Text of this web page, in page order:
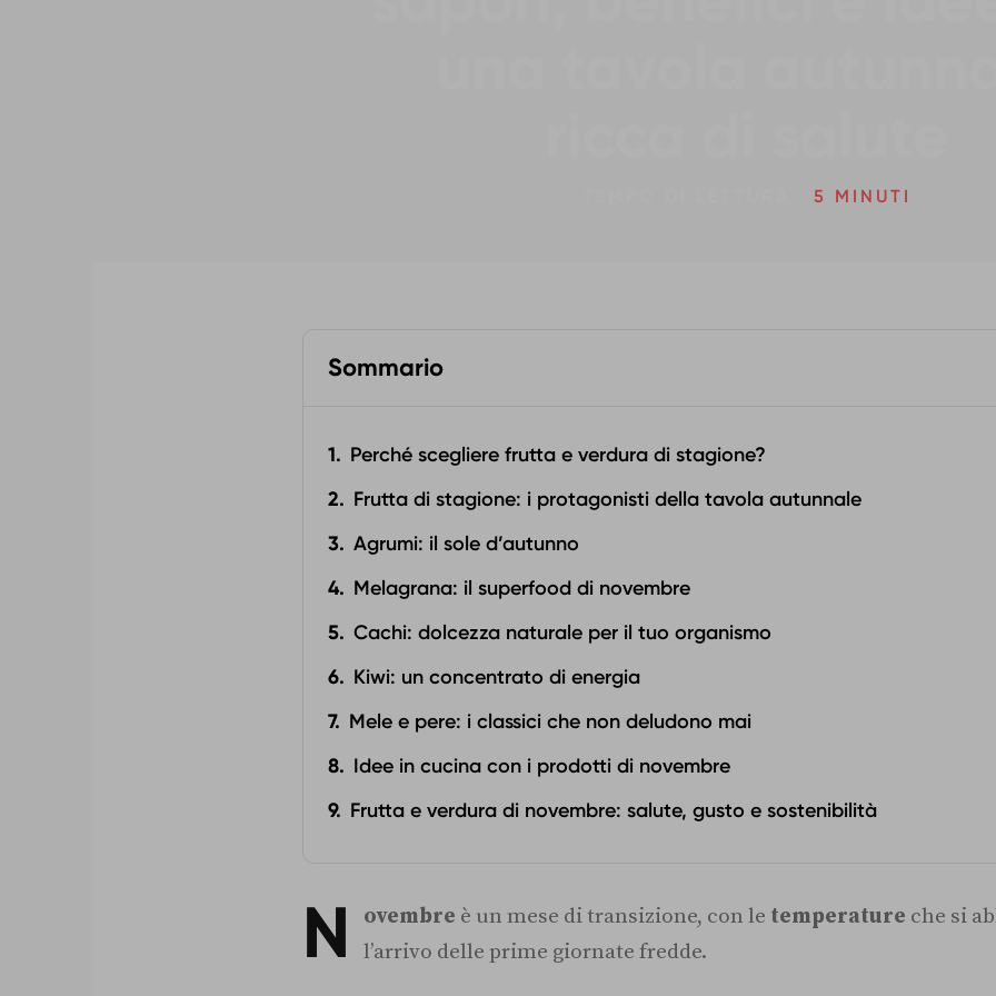
5 MINUTI
Sommario
Perché scegliere frutta e verdura di stagione?
Frutta di stagione: i protagonisti della tavola autunnale
Agrumi: il sole d’autunno
Melagrana: il superfood di novembre
Cachi: dolcezza naturale per il tuo organismo
Kiwi: un concentrato di energia
Mele e pere: i classici che non deludono mai
Idee in cucina con i prodotti di novembre
Frutta e verdura di novembre: salute, gusto e sostenibilità
N ovembre è un mese di transizione, con le temperature che si
l’arrivo delle prime giornate fredde.